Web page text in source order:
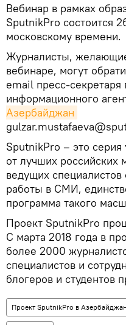
Вебинар в рамках
SputnikPro состоится
московскому времени.
Журналисты,
вебинаре, могут
email пресс-
информационного
Азербайджан
SputnikPro – это
от лучших
ведущих
работы в СМИ,
программа такого
Проект SputnikPro
С марта 2018 года в
более 2000
специалистов и
блогеров и студентов
Проект SputnikPro в